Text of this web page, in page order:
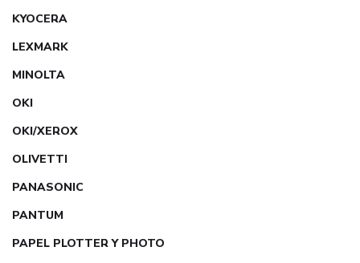
KYOCERA
LEXMARK
MINOLTA
OKI
OKI/XEROX
OLIVETTI
PANASONIC
PANTUM
PAPEL PLOTTER Y PHOTO